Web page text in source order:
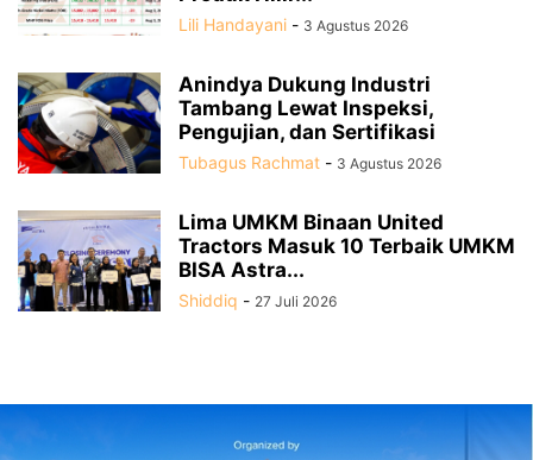
Lili Handayani - 3 Agustus 2026
Anindya Dukung Industri
Tambang Lewat Inspeksi,
Pengujian, dan Sertifikasi
Tubagus Rachmat - 3 Agustus 2026
Lima UMKM Binaan United
Tractors Masuk 10 Terbaik UMKM
BISA Astra...
Shiddiq - 27 Juli 2026